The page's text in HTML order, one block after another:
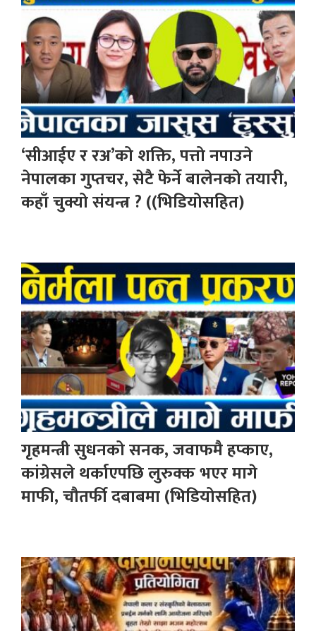
‘सीआईए र रअ’को शक्ति, पत्तो नपाउने
नेपालका गुप्तचर, सेटै फेर्ने बालेनको तयारी,
कहाँ चुक्यो संयन्त्र ? ((भिडियोसहित)
गृहमन्त्री सुधनको सनक, जवाफमै हप्काए,
कांग्रेसले थर्काएपछि लुरुक्क भएर मागे
माफी, चौतर्फी दबाबमा (भिडियोसहित)